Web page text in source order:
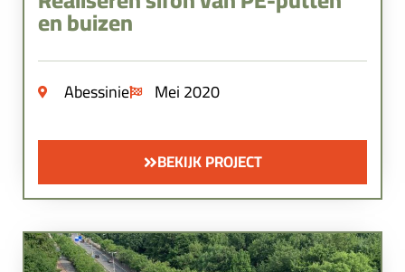
en buizen
Abessinie Mei 2020
BEKIJK PROJECT